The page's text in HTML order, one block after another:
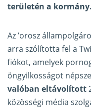
területén a kormány.
Az ’orosz
arra szólította fel a
fiókot, amelyek
öngyilkosságot
valóban eltávolított
közösségi média